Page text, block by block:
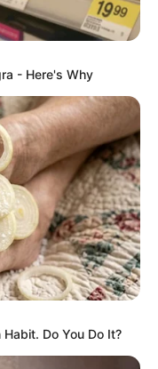
CƏMİYYƏT
nəticələri vəd
0 0
- Here's Why
Do You Do It?